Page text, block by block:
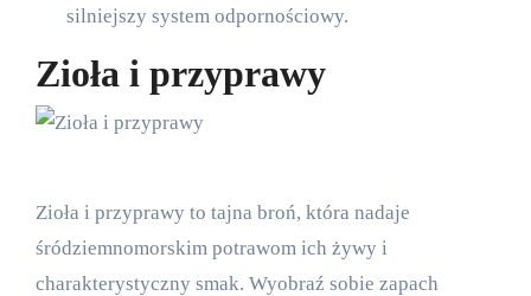
silniejszy system odpornościowy.
Zioła i przyprawy
Zioła i przyprawy to tajna broń, która nadaje
śródziemnomorskim potrawom ich żywy i
charakterystyczny smak. Wyobraź sobie zapach